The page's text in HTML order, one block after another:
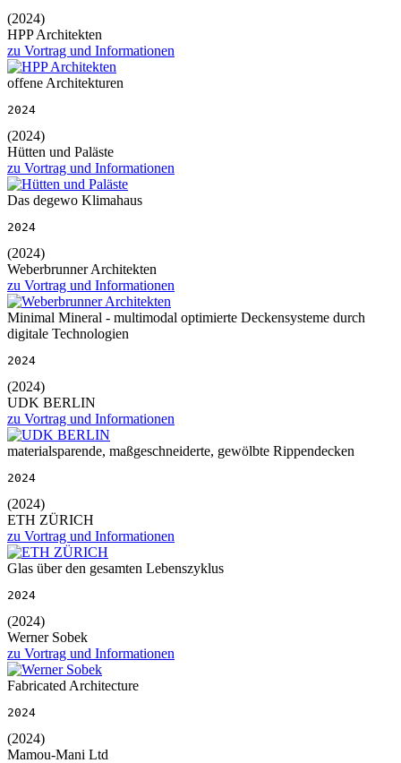
(2024)
HPP Architekten
zu Vortrag und Informationen
offene Architekturen
2024
(2024)
Hütten und Paläste
zu Vortrag und Informationen
Das degewo Klimahaus
2024
(2024)
Weberbrunner Architekten
zu Vortrag und Informationen
Minimal Mineral - multimodal optimierte Deckensysteme durch
digitale Technologien
2024
(2024)
UDK BERLIN
zu Vortrag und Informationen
materialsparende, maßgeschneiderte, gewölbte Rippendecken
2024
(2024)
ETH ZÜRICH
zu Vortrag und Informationen
Glas über den gesamten Lebenszyklus
2024
(2024)
Werner Sobek
zu Vortrag und Informationen
Fabricated Architecture
2024
(2024)
Mamou-Mani Ltd